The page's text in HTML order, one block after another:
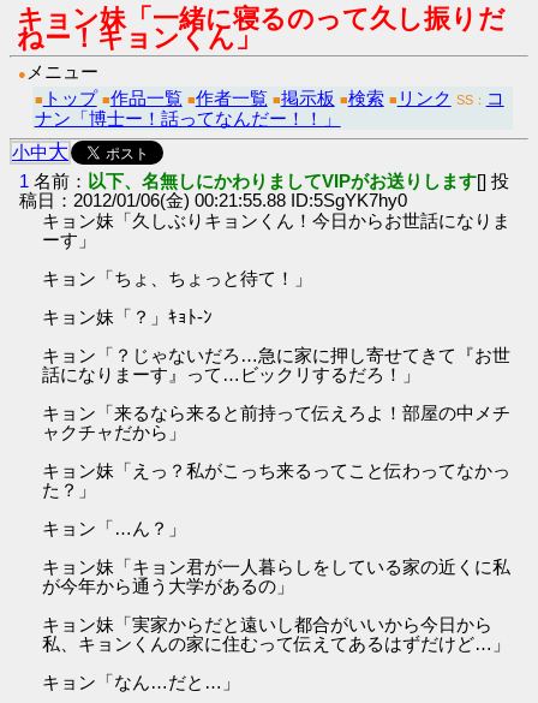
キョン妹「一緒に寝るのって久し振りだ
ねー！キョンくん」
● メニュー
■ トップ ■作品一覧 ■作者一覧 ■掲示板 ■検索 ■ リンク SS： コ
ナン「博士ー！話ってなんだー！！」
小中大
1 名前： 以下、名無しにかわりましてVIPがお送りします[] 投
稿日：2012/01/06(金) 00:21:55.88 ID:5SgYK7hy0
キョン妹「久しぶりキョンくん！今日からお世話になりま
ーす」
キョン「ちょ、ちょっと待て！」
キョン妹「？」ｷｮﾄ-ﾝ
キョン「？じゃないだろ…急に家に押し寄せてきて『お世
話になりまーす』って…ビックリするだろ！」
キョン「来るなら来ると前持って伝えろよ！部屋の中メチ
ャクチャだから」
キョン妹「えっ？私がこっち来るってこと伝わってなかっ
た？」
キョン「…ん？」
キョン妹「キョン君が一人暮らしをしている家の近くに私
が今年から通う大学があるの」
キョン妹「実家からだと遠いし都合がいいから今日から
私、キョンくんの家に住むって伝えてあるはずだけど…」
キョン「なん…だと…」